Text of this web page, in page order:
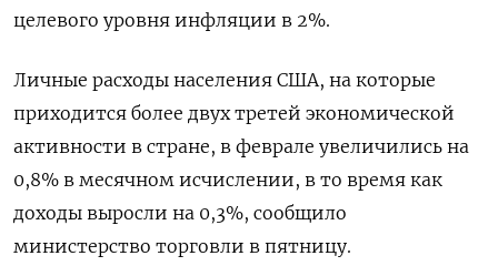
целевого уровня инфляции в 2%.
Личные расходы населения США, на которые
приходится более двух третей экономической
активности в стране, в феврале увеличились на
0,8% в месячном исчислении, в то время как
доходы выросли на 0,3%, сообщило
министерство торговли в пятницу.